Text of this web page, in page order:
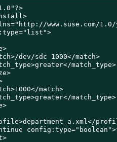
www.suse.com/
dev/sdc 1000</match>
match_type>
match>
match_type>